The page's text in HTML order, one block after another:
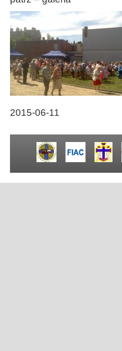
2015-06-11